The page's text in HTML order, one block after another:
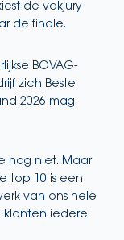
de vakjury
de finale.
BOVAG-
zich Beste
2026 mag
nog niet. Maar
top 10 is een
van ons hele
klanten iedere